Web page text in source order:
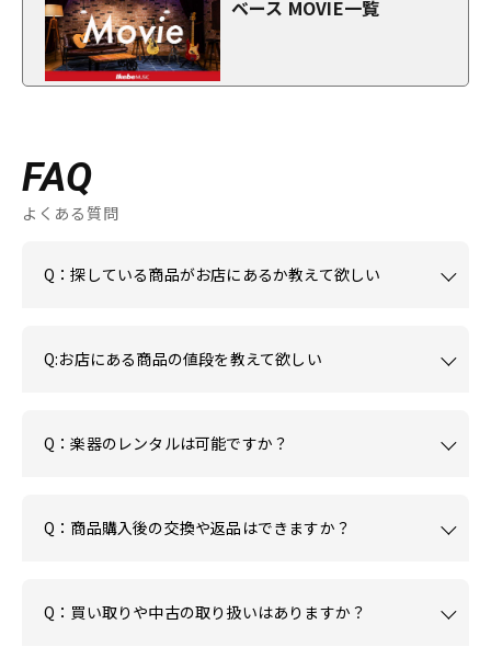
ベース MOVIE一覧
FAQ
よくある質問
Q：探している商品がお店にあるか教えて欲しい
Q:お店にある商品の値段を教えて欲しい
Q：楽器のレンタルは可能ですか？
Q：商品購入後の交換や返品はできますか？
Q：買い取りや中古の取り扱いはありますか？